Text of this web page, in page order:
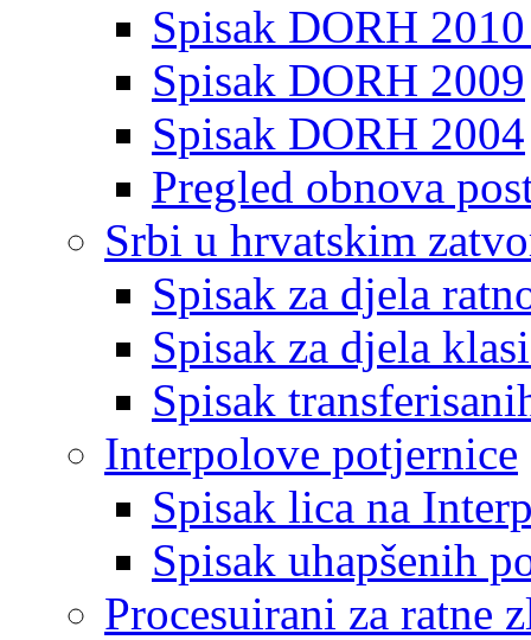
Spisak DORH
Spisak DORH 2009
Spisak DORH 2004
Pregled obnova
Srbi u hrvatskim
Spisak za djela
Spisak za djela
Spisak
Interpolove potjernice
Spisak lica na
Spisak uhapšenih
Procesuirani za ratne